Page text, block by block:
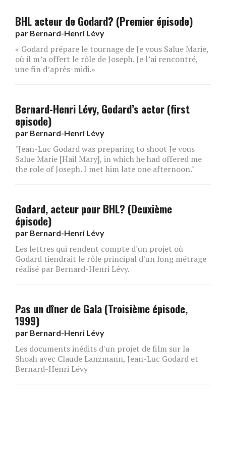
BHL acteur de Godard? (Premier épisode)
par Bernard-Henri Lévy
« Godard prépare le tournage de Je vous Salue Marie,
où il m’a offert le rôle de Joseph. Je l’ai rencontré,
une fin d’après-midi.»
Bernard-Henri Lévy, Godard’s actor (first
episode)
par Bernard-Henri Lévy
"Jean-Luc Godard was preparing to shoot Je vous
Salue Marie [Hail Mary], in which he had offered me
the role of Joseph. I met him late one afternoon."
Godard, acteur pour BHL? (Deuxième
épisode)
par Bernard-Henri Lévy
Les lettres qui rendent compte d'un projet où
Godard tiendrait le rôle principal d'un long métrage
réalisé par Bernard-Henri Lévy.
Pas un dîner de Gala (Troisième épisode,
1999)
par Bernard-Henri Lévy
Les documents inédits d'un projet de film sur la
Shoah avec Claude Lanzmann, Jean-Luc Godard et
Bernard-Henri Lévy